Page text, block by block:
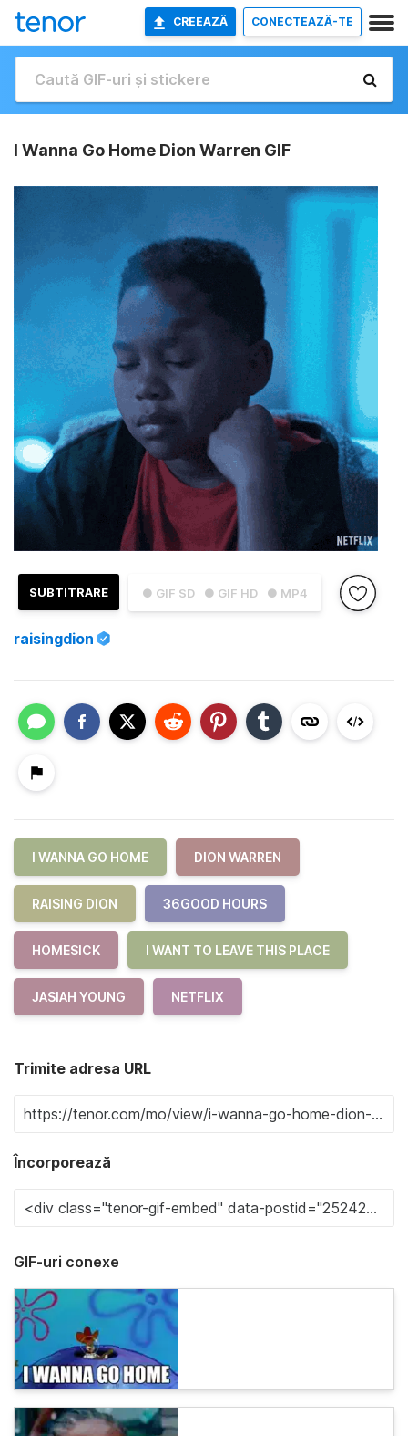
CREEAZĂ CONECTEAZĂ-TE
I Wanna Go Home Dion Warren GIF
● GIF SD ● GIF HD ● MP4
SUBTITRARE
raisingdion
I WANNA GO HOME DION WARREN
RAISING DION 36GOOD HOURS
HOMESICK I WANT TO LEAVE THIS PLACE
JASIAH YOUNG NETFLIX
Trimite adresa URL
Încorporează
GIF-uri conexe